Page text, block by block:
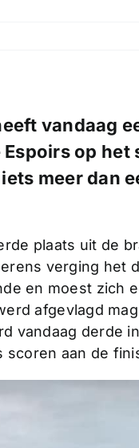
vandaag
op het
meer dan
plaats uit de
verging het
en moest zich
afgevlagd
vandaag derde
scoren aan de